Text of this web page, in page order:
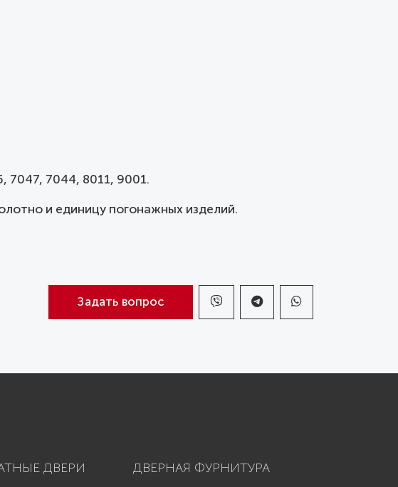
7047, 7044, 8011, 9001.
и единицу погонажных изделий.
Задать вопрос
ДВЕРИ ДВЕРНАЯ ФУРНИТУРА